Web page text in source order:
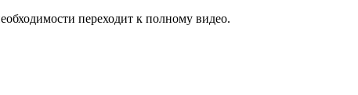
переходит к полному видео.